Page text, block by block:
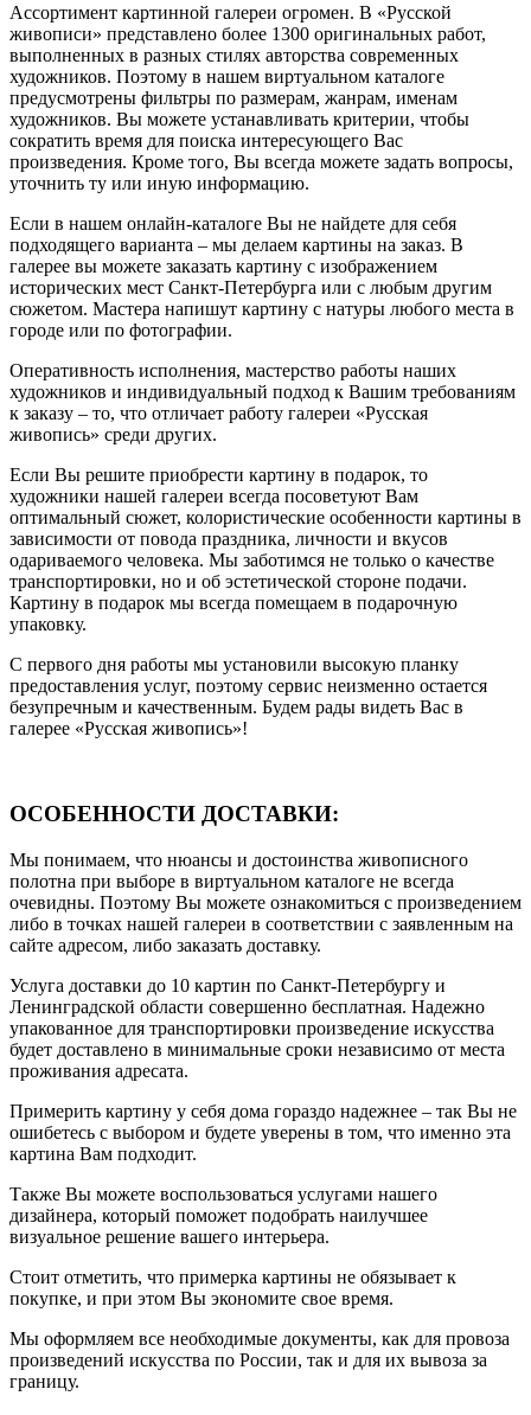
Ассортимент картинной галереи огромен. В «Русской
живописи» представлено более 1300 оригинальных работ,
выполненных в разных стилях авторства современных
художников. Поэтому в нашем виртуальном каталоге
предусмотрены фильтры по размерам, жанрам, именам
художников. Вы можете устанавливать критерии, чтобы
сократить время для поиска интересующего Вас
произведения. Кроме того, Вы всегда можете задать вопросы,
уточнить ту или иную информацию.
Если в нашем онлайн-каталоге Вы не найдете для себя
подходящего варианта – мы делаем картины на заказ. В
галерее вы можете заказать картину с изображением
исторических мест Санкт-Петербурга или с любым другим
сюжетом. Мастера напишут картину с натуры любого места в
городе или по фотографии.
Оперативность исполнения, мастерство работы наших
художников и индивидуальный подход к Вашим требованиям
к заказу – то, что отличает работу галереи «Русская
живопись» среди других.
Если Вы решите приобрести картину в подарок, то
художники нашей галереи всегда посоветуют Вам
оптимальный сюжет, колористические особенности картины в
зависимости от повода праздника, личности и вкусов
одариваемого человека. Мы заботимся не только о качестве
транспортировки, но и об эстетической стороне подачи.
Картину в подарок мы всегда помещаем в подарочную
упаковку.
С первого дня работы мы установили высокую планку
предоставления услуг, поэтому сервис неизменно остается
безупречным и качественным. Будем рады видеть Вас в
галерее «Русская живопись»!
ОСОБЕННОСТИ ДОСТАВКИ:
Мы понимаем, что нюансы и достоинства живописного
полотна при выборе в виртуальном каталоге не всегда
очевидны. Поэтому Вы можете ознакомиться с произведением
либо в точках нашей галереи в соответствии с заявленным на
сайте адресом, либо заказать доставку.
Услуга доставки до 10 картин по Санкт-Петербургу и
Ленинградской области совершенно бесплатная. Надежно
упакованное для транспортировки произведение искусства
будет доставлено в минимальные сроки независимо от места
проживания адресата.
Примерить картину у себя дома гораздо надежнее – так Вы не
ошибетесь с выбором и будете уверены в том, что именно эта
картина Вам подходит.
Также Вы можете воспользоваться услугами нашего
дизайнера, который поможет подобрать наилучшее
визуальное решение вашего интерьера.
Стоит отметить, что примерка картины не обязывает к
покупке, и при этом Вы экономите свое время.
Мы оформляем все необходимые документы, как для провоза
произведений искусства по России, так и для их вывоза за
границу.